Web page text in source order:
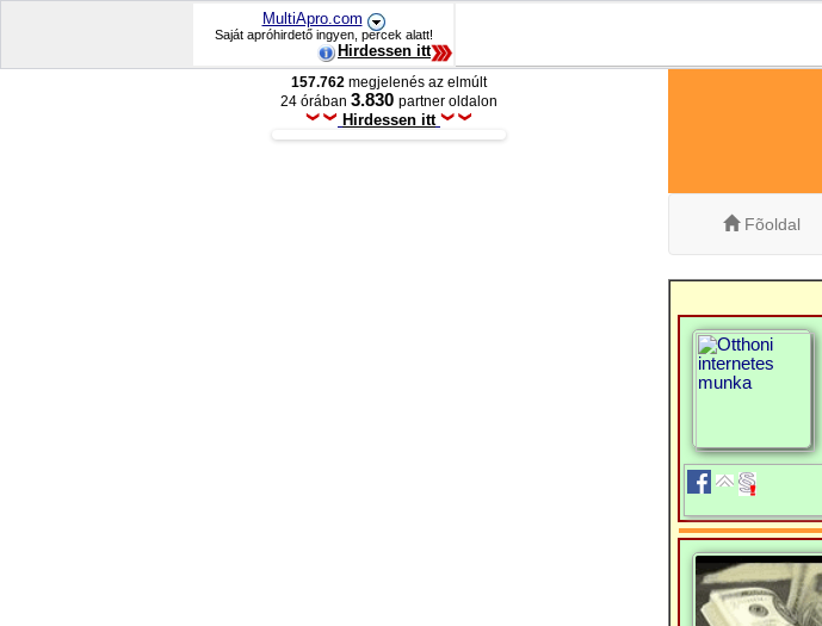
MultiApro.com
Saját apróhirdető ingyen, percek alatt!
Hirdessen itt
Fõoldal
157.762 megjelenés az elmúlt
24 órában 3.830 partner oldalon
Hirdessen itt